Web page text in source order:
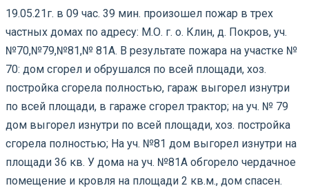
19.05.21г. в 09 час. 39 мин. произошел пожар в трех
частных домах по адресу: М.О. г. о. Клин, д. Покров, уч.
№70,№79,№81,№ 81А. В результате пожара на участке №
70: дом сгорел и обрушался по всей площади, хоз.
постройка сгорела полностью, гараж выгорел изнутри
по всей площади, в гараже сгорел трактор; на уч. № 79
дом выгорел изнутри по всей площади, хоз. постройка
сгорела полностью; На уч. №81 дом выгорел изнутри на
площади 36 кв. У дома на уч. №81А обгорело чердачное
помещение и кровля на площади 2 кв.м., дом спасен.